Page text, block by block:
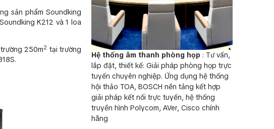
sản phẩm Soundking
K212 và 1 loa
250m2 tại trường
Hệ thống âm thanh phòng họp : Tư vấn,
lắp đặt, thiết kế: Giải pháp phòng họp trực
tuyến chuyên nghiệp. Ứng dụng hệ thống
hội thảo TOA, BOSCH nền tảng kết hợp
giải pháp kết nối trực tuyến, hệ thống
truyền hình Polycom, AVer, Cisco chính
hãng